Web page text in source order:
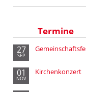
Termine
27
SEP
01
NOV
Kirchenkonzert